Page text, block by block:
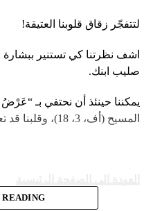
لتتفجّر زقاق قلوبنا العتيقة!
اشف نظرتنا كي تستنير ببشارة
صليب ابنك.
يمكننا حينئذ أن نحتفي بـ
المسيح (أف، 3، 18)، وقلبنا قد تعزّى وانبهر.
READING